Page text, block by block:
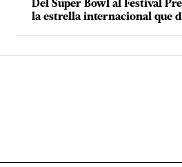
Del Super Bowl al Festival
la estrella internacional que